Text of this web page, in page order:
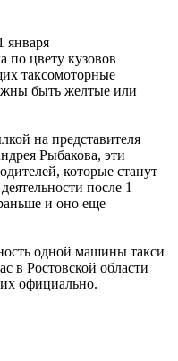
января
по цвету кузовов
таксомоторные
быть желтые или
на представителя
Рыбакова, эти
которые станут
после 1
и оно еще
одной машины такси
в Ростовской области
официально.